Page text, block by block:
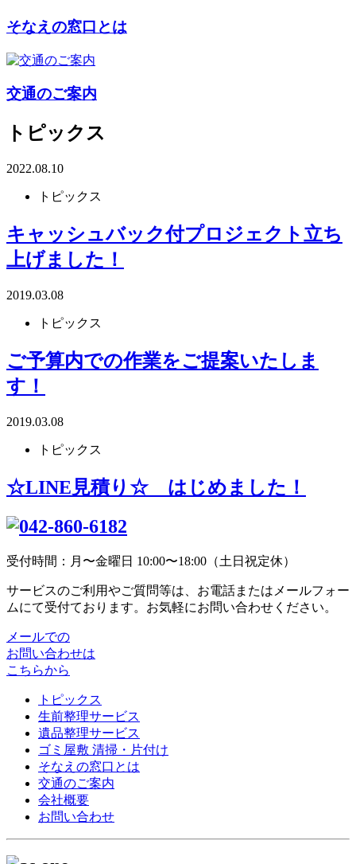
そなえの窓口とは
交通のご案内
トピックス
2022.08.10
トピックス
キャッシュバック付プロジェクト立ち
上げました！
2019.03.08
トピックス
ご予算内での作業をご提案いたしま
す！
2019.03.08
トピックス
☆LINE見積り☆ はじめました！
受付時間：月〜金曜日 10:00〜18:00（土日祝定休）
サービスのご利用やご質問等は、お電話またはメールフォー
ムにて受付ております。お気軽にお問い合わせください。
メールでの
お問い合わせは
こちらから
トピックス
生前整理サービス
遺品整理サービス
ゴミ屋敷 清掃・片付け
そなえの窓口とは
交通のご案内
会社概要
お問い合わせ